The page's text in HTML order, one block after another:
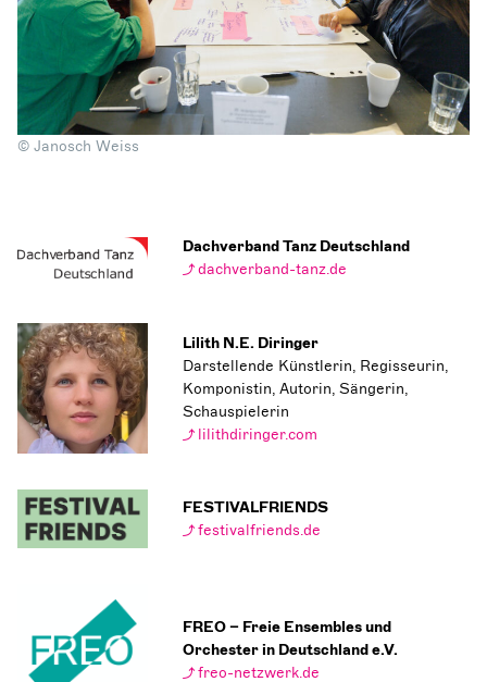
© Janosch Weiss
Dachverband Tanz Deutschland
dachverband-tanz.de
Lilith N.E. Diringer
Darstellende Künstlerin, Regisseurin,
Komponistin, Autorin, Sängerin,
Schauspielerin
lilithdiringer.com
FESTIVALFRIENDS
festivalfriends.de
FREO – Freie Ensembles und
Orchester in Deutschland e.V.
freo-netzwerk.de